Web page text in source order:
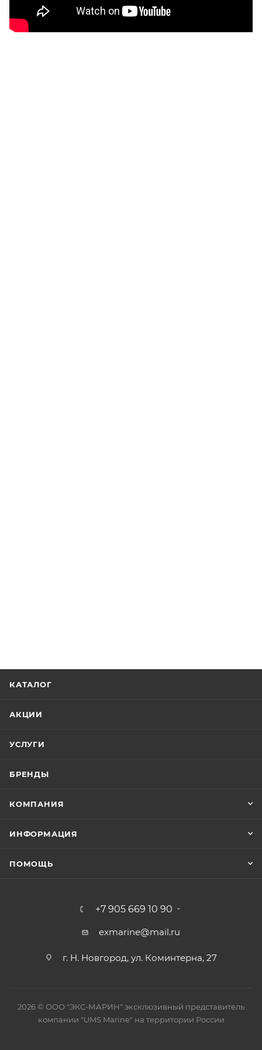
КАТАЛОГ
АКЦИИ
УСЛУГИ
БРЕНДЫ
КОМПАНИЯ
ИНФОРМАЦИЯ
ПОМОЩЬ
+7 905 669 10 90
exmarine@mail.ru
г. Н. Новгород, ул. Коминтерна, 27
2026 © ООО "ЭКС-МАРИН" эксклюзивный представитель
компании "UMS Marine" на территории России